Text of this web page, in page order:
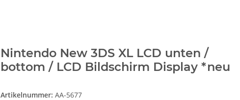
Nintendo New 3DS XL LCD unten /
bottom / LCD Bildschirm Display *neu
Artikelnummer: AA-5677